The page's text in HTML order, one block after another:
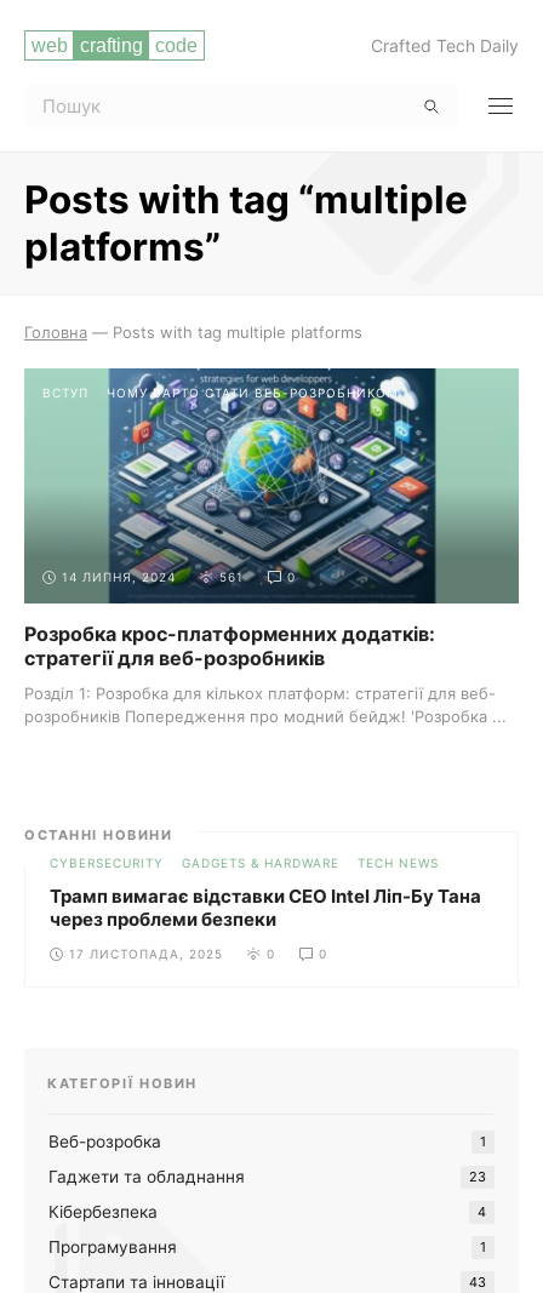
Crafted Tech Daily
Posts with tag “multiple
platforms”Читати повністю
Головна — Posts with tag multiple platforms
ВСТУП ЧОМУ ВАРТО СТАТИ ВЕБ-РОЗРОБНИКОМ
14 ЛИПНЯ, 2024 561 0
Розробка крос-платформенних додатків:
стратегії для веб-розробників
Розділ 1: Розробка для кількох платформ: стратегії для веб-
розробників Попередження про модний бейдж! 'Розробка ...
ОСТАННІ НОВИНИ
CYBERSECURITY GADGETS & HARDWARE TECH NEWS
Трамп вимагає відставки CEO Intel Ліп-Бу Тана
через проблеми безпеки
17 ЛИСТОПАДА, 2025 0 0
КАТЕГОРІЇ НОВИН
Веб-розробка 1
Гаджети та обладнання 23
Кібербезпека 4
Програмування 1
Стартапи та інновації 43